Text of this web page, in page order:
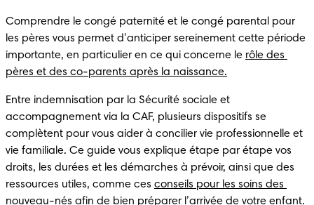
Comprendre le congé paternité et le congé parental pour
les pères vous permet d’anticiper sereinement cette période
importante, en particulier en ce qui concerne le rôle des
pères et des co-parents après la naissance.
Entre indemnisation par la Sécurité sociale et
accompagnement via la CAF, plusieurs dispositifs se
complètent pour vous aider à concilier vie professionnelle et
vie familiale. Ce guide vous explique étape par étape vos
droits, les durées et les démarches à prévoir, ainsi que des
ressources utiles, comme ces conseils pour les soins des
nouveau-nés afin de bien préparer l’arrivée de votre enfant.